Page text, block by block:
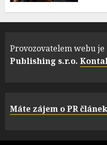
Provozovatelem webu je
Publishing s.r.o.
Máte zájem o PR